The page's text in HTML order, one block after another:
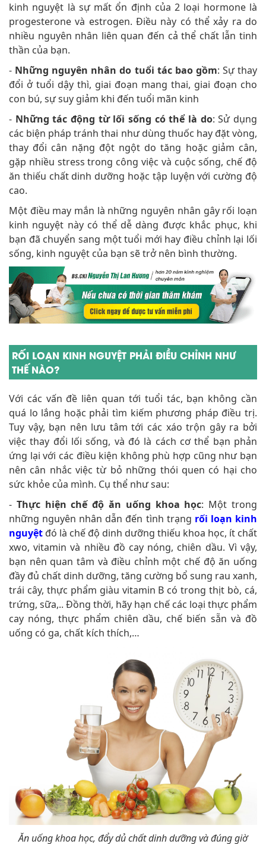
kinh nguyệt là sự mất ổn định của 2 loại hormone là
progesterone và estrogen. Điều này có thể xảy ra do
nhiều nguyên nhân liên quan đến cả thể chất lẫn tinh
thần của bạn.
- Những nguyên nhân do tuổi tác bao gồm: Sự thay
đổi ở tuổi dậy thì, giai đoạn mang thai, giai đoạn cho
con bú, sự suy giảm khi đến tuổi mãn kinh
- Những tác động từ lối sống có thể là do: Sử dụng
các biện pháp tránh thai như dùng thuốc hay đặt vòng,
thay đổi cân nặng đột ngột do tăng hoặc giảm cân,
gặp nhiều stress trong công việc và cuộc sống, chế độ
ăn thiếu chất dinh dưỡng hoặc tập luyện với cường độ
cao.
Một điều may mắn là những nguyên nhân gây rối loạn
kinh nguyệt này có thể dễ dàng được khắc phục, khi
bạn đã chuyển sang một tuổi mới hay điều chỉnh lại lối
sống, kinh nguyệt của bạn sẽ trở nên bình thường.
RỐI LOẠN KINH NGUYỆT PHẢI ĐIỀU CHỈNH NHƯ
THẾ NÀO?
Với các vấn đề liên quan tới tuổi tác, bạn không cần
quá lo lắng hoặc phải tìm kiếm phương pháp điều trị.
Tuy vậy, bạn nên lưu tâm tới các xáo trộn gây ra bởi
việc thay đổi lối sống, và đó là cách cơ thể bạn phản
ứng lại với các điều kiện không phù hợp cũng như bạn
nên cân nhắc việc từ bỏ những thói quen có hại cho
sức khỏe của mình. Cụ thể như sau:
- Thực hiện chế độ ăn uống khoa học: Một trong
những nguyên nhân dẫn đến tình trạng rối loạn kinh
nguyệt đó là chế độ dinh dưỡng thiếu khoa học, ít chất
xwo, vitamin và nhiều đồ cay nóng, chiên dầu. Vì vậy,
bạn nên quan tâm và điều chỉnh một chế độ ăn uống
đầy đủ chất dinh dưỡng, tăng cường bổ sung rau xanh,
trái cây, thực phẩm giàu vitamin B có trong thịt bò, cá,
trứng, sữa,.. Đồng thời, hãy hạn chế các loại thực phẩm
cay nóng, thực phẩm chiên dầu, chế biến sẵn và đồ
uống có ga, chất kích thích,…
Ăn uống khoa học, đẩy dủ chất dinh dưỡng và đúng giờ